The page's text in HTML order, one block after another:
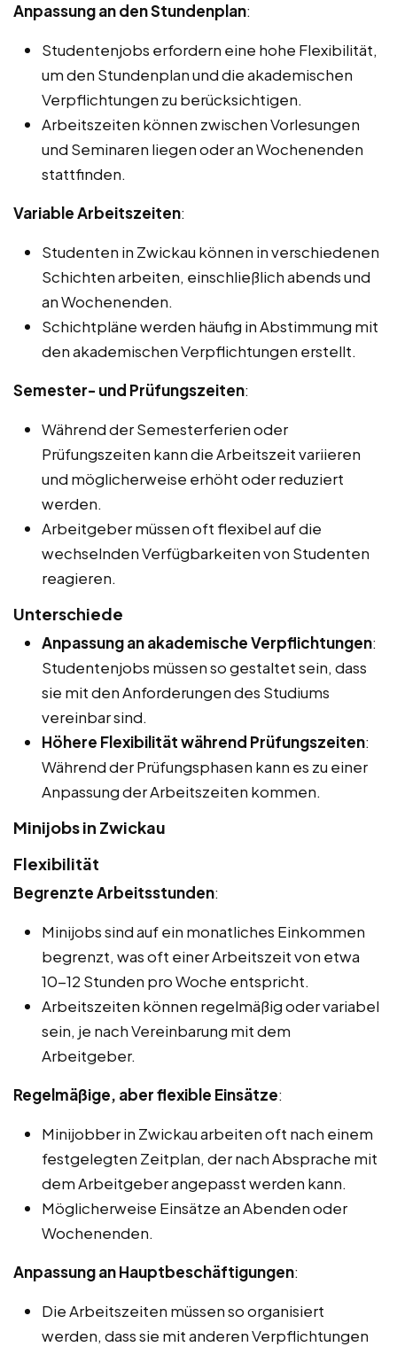
Anpassung an den Stundenplan:
Studentenjobs erfordern eine hohe Flexibilität,
um den Stundenplan und die akademischen
Verpflichtungen zu berücksichtigen.
Arbeitszeiten können zwischen Vorlesungen
und Seminaren liegen oder an Wochenenden
stattfinden.
Variable Arbeitszeiten:
Studenten in Zwickau können in verschiedenen
Schichten arbeiten, einschließlich abends und
an Wochenenden.
Schichtpläne werden häufig in Abstimmung mit
den akademischen Verpflichtungen erstellt.
Semester- und Prüfungszeiten:
Während der Semesterferien oder
Prüfungszeiten kann die Arbeitszeit variieren
und möglicherweise erhöht oder reduziert
werden.
Arbeitgeber müssen oft flexibel auf die
wechselnden Verfügbarkeiten von Studenten
reagieren.
Unterschiede
Anpassung an akademische Verpflichtungen:
Studentenjobs müssen so gestaltet sein, dass
sie mit den Anforderungen des Studiums
vereinbar sind.
Höhere Flexibilität während Prüfungszeiten:
Während der Prüfungsphasen kann es zu einer
Anpassung der Arbeitszeiten kommen.
Minijobs in Zwickau
Flexibilität
Begrenzte Arbeitsstunden:
Minijobs sind auf ein monatliches Einkommen
begrenzt, was oft einer Arbeitszeit von etwa
10-12 Stunden pro Woche entspricht.
Arbeitszeiten können regelmäßig oder variabel
sein, je nach Vereinbarung mit dem
Arbeitgeber.
Regelmäßige, aber flexible Einsätze:
Minijobber in Zwickau arbeiten oft nach einem
festgelegten Zeitplan, der nach Absprache mit
dem Arbeitgeber angepasst werden kann.
Möglicherweise Einsätze an Abenden oder
Wochenenden.
Anpassung an Hauptbeschäftigungen:
Die Arbeitszeiten müssen so organisiert
werden, dass sie mit anderen Verpflichtungen